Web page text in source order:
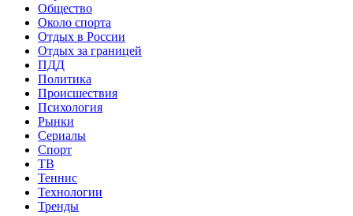
Общество
Около спорта
Отдых в России
Отдых за границей
ПДД
Политика
Происшествия
Психология
Рынки
Сериалы
Спорт
ТВ
Теннис
Технологии
Тренды